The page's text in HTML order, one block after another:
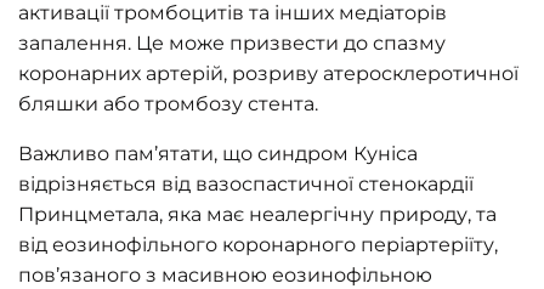
активації тромбоцитів та інших медіаторів
запалення. Це може призвести до спазму
коронарних артерій, розриву атеросклеротичної
бляшки або тромбозу стента.
Важливо пам’ятати, що синдром Куніса
відрізняється від вазоспастичної стенокардії
Принцметала, яка має неалергічну природу, та
від еозинофільного коронарного періартеріїту,
пов’язаного з масивною еозинофільною